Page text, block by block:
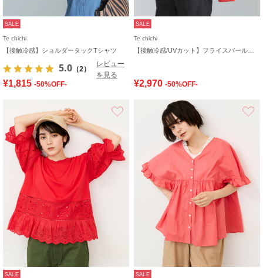
SALE
Te chichi
【接触冷感】ショルダータックTシャツ
5.0 （2）
レビュー
を見る
¥1,815 -50%OFF-
SALE
Te chichi
¥2,970 -50%OFF-
SALE SALE